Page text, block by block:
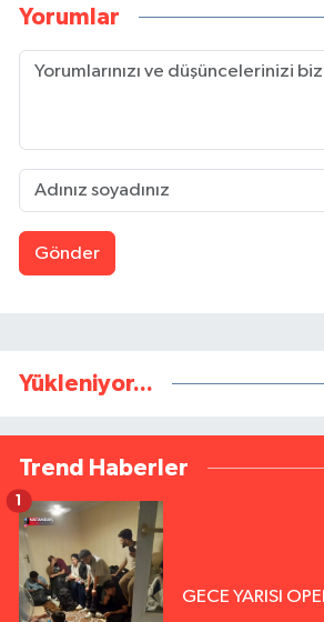
Yorumlar
Gönder
Yükleniyor...
Trend Haberler
GECE YARISI
1